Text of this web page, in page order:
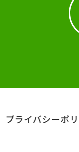
プライバシーポ